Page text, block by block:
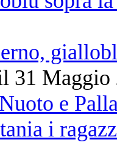
31 Maggio